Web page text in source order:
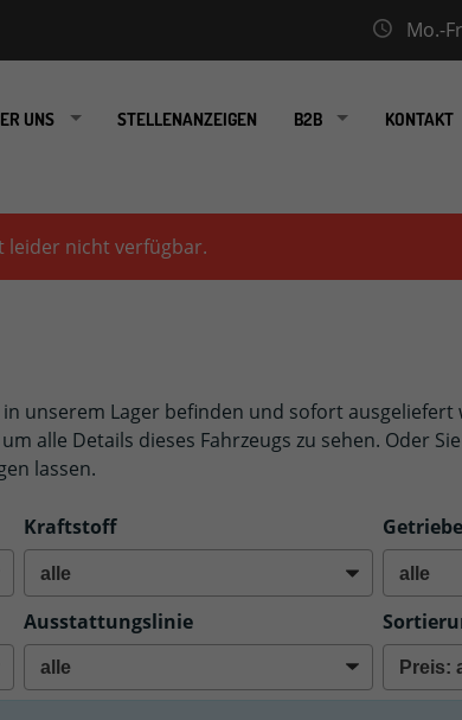
Mo.-
UNS STELLENANZEIGEN B2B KONTAKT
leider nicht verfügbar.
unserem Lager befinden und sofort ausgeliefert
alle Details dieses Fahrzeugs zu sehen. Oder
lassen.
Kraftstoff Getriebe
Ausstattungslinie